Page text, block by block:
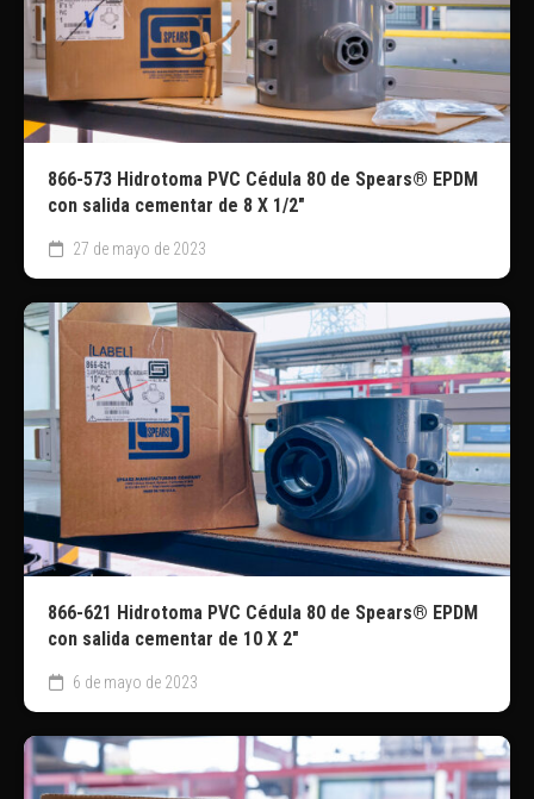
866-573 Hidrotoma PVC Cédula 80 de Spears® EPDM
con salida cementar de 8 X 1/2″
27 de mayo de 2023
866-621 Hidrotoma PVC Cédula 80 de Spears® EPDM
con salida cementar de 10 X 2″
6 de mayo de 2023